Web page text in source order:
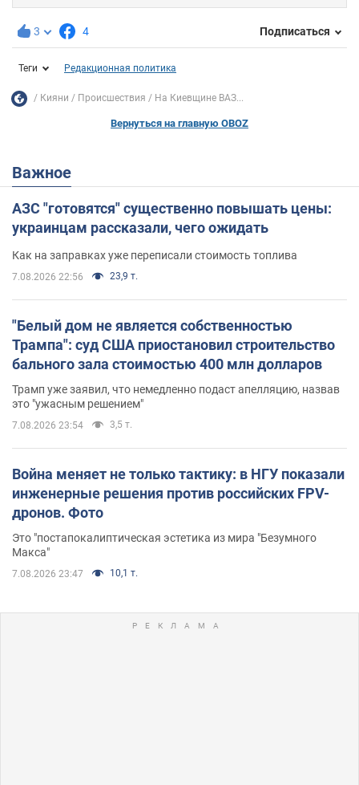
3 4 Подписаться
Теги Редакционная политика
Кияни Происшествия На Киевщине ВАЗ...
Вернуться на главную OBOZ
Важное
АЗС "готовятся" существенно повышать цены:
украинцам рассказали, чего ожидать
Как на заправках уже переписали стоимость топлива
7.08.2026 22:56 23,9 т.
"Белый дом не является собственностью
Трампа": суд США приостановил строительство
бального зала стоимостью 400 млн долларов
Трамп уже заявил, что немедленно подаст апелляцию, назвав
это "ужасным решением"
7.08.2026 23:54 3,5 т.
Война меняет не только тактику: в НГУ показали
инженерные решения против российских FPV-
дронов. Фото
Это "постапокалиптическая эстетика из мира "Безумного
Макса"
7.08.2026 23:47 10,1 т.